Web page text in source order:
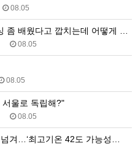
08.05
좀 배웠다고 깝치는데 어떻게 …
08.05
08.05
울로 독립해?"
08.05
겨…‘최고기온 42도 가능성…